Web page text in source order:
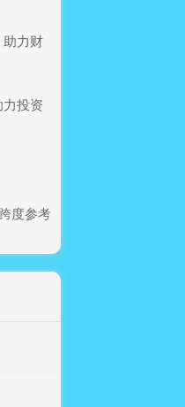
力财
投资
度参考